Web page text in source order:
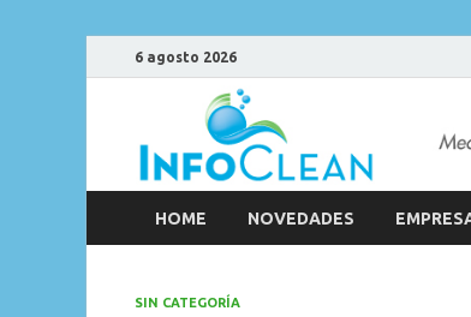
6 agosto 2026
HOME NOVEDADES
SIN CATEGORÍA